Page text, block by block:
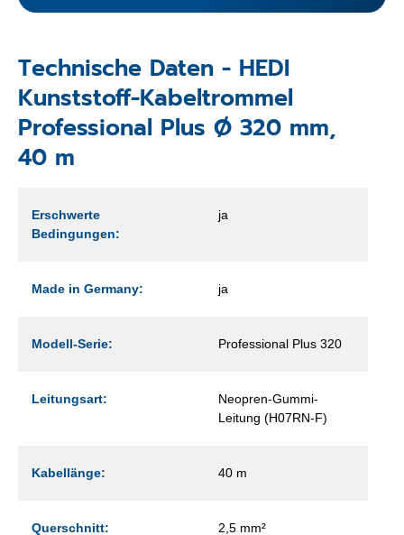
Technische Daten - HEDI
Kunststoff-Kabeltrommel
Professional Plus Ø 320 mm,
40 m
Erschwerte
Bedingungen:
ja
Made in Germany: ja
Modell-Serie: Professional Plus 320
Leitungsart:
Neopren-Gummi-
Leitung (H07RN-F)
Kabellänge: 40 m
Querschnitt: 2,5 mm²